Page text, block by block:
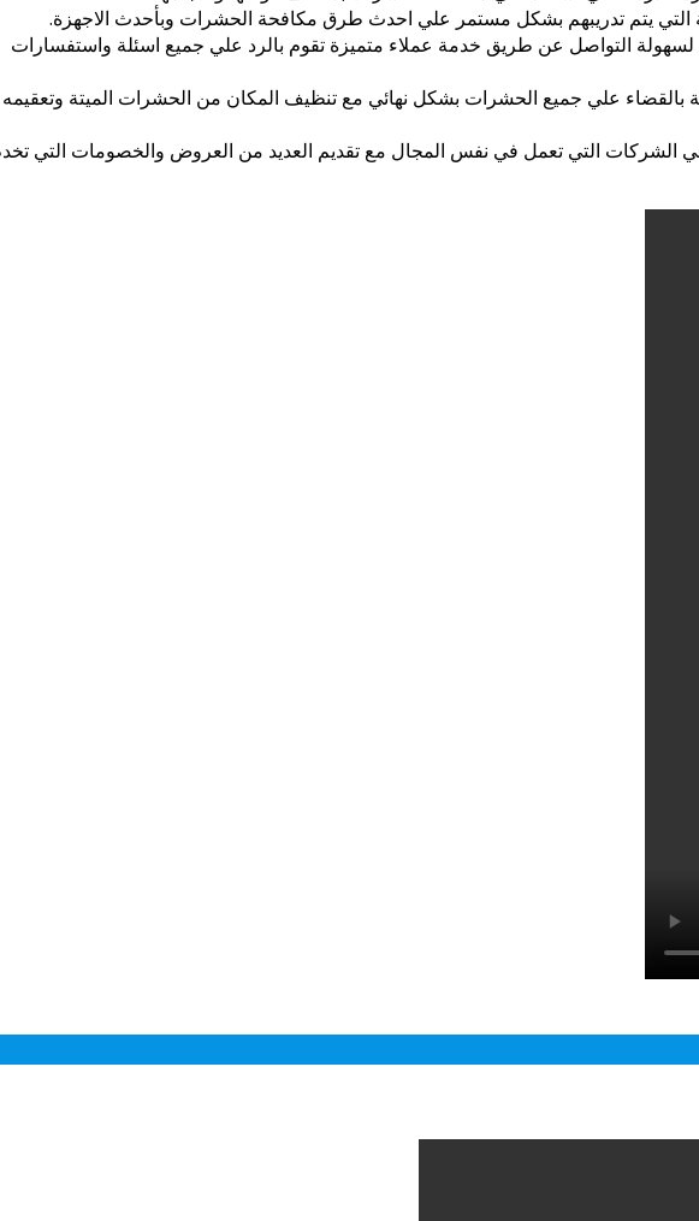
التي يتم تدريبهم بشكل مستمر علي احدث طرق مكافحة الحشرات وبأحدث الاجهزة.
لسهولة التواصل عن طريق خدمة عملاء متميزة تقوم بالرد علي جميع اسئلة واستفسارات
بالقضاء علي جميع الحشرات بشكل نهائي مع تنظيف المكان من الحشرات الميتة وتعقيمه
الشركات التي تعمل في نفس المجال مع تقديم العديد من العروض والخصومات التي